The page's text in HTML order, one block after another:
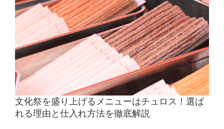
文化祭を盛り上げるメニューはチュロス！選ば
れる理由と仕入れ方法を徹底解説